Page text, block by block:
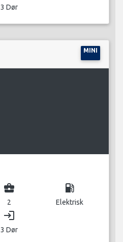
3 Dør
MINI
business_center
2
local_gas_station
Elektrisk
login
3 Dør